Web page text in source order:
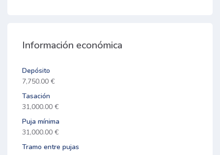
Información económica
Depósito
7,750.00 €
Tasación
31,000.00 €
Puja mínima
31,000.00 €
Tramo entre pujas